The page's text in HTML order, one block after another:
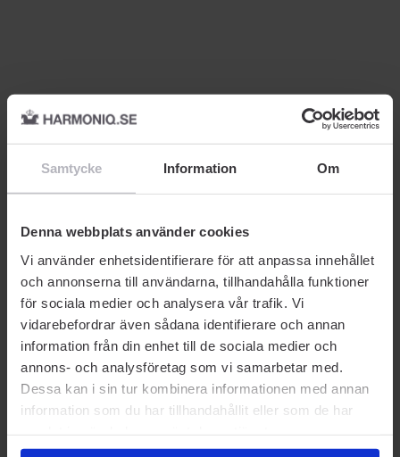
Samtycke Information Om
Denna webbplats använder cookies
Vi använder enhetsidentifierare för att anpassa innehållet
och annonserna till användarna, tillhandahålla funktioner
för sociala medier och analysera vår trafik. Vi
vidarebefordrar även sådana identifierare och annan
information från din enhet till de sociala medier och
annons- och analysföretag som vi samarbetar med.
Dessa kan i sin tur kombinera informationen med annan
information som du har tillhandahållit eller som de har